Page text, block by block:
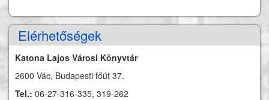
Elérhetőségek
Katona Lajos Városi Könyvtár
2600 Vác, Budapesti főút 37.
Tel.: 06-27-316-335, 319-262